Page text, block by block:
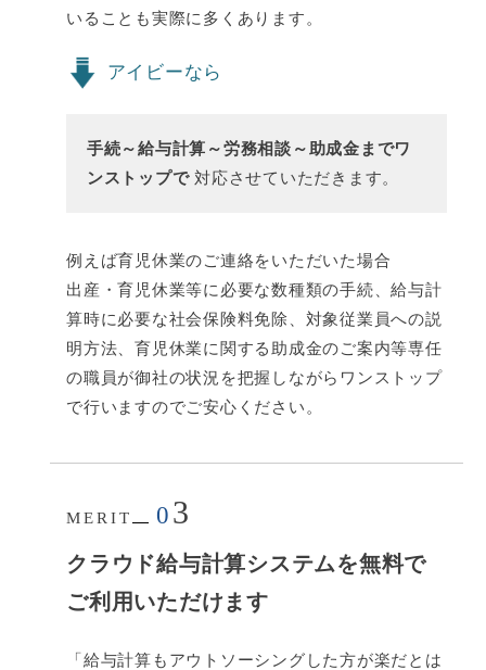
いることも実際に多くあります。
アイビーなら
手続～給与計算～労務相談～助成金までワ
ンストップで対応させていただきます。
例えば育児休業のご連絡をいただいた場合
出産・育児休業等に必要な数種類の手続、給与計
算時に必要な社会保険料免除、対象従業員への説
明方法、育児休業に関する助成金のご案内等専任
の職員が御社の状況を把握しながらワンストップ
で行いますのでご安心ください。
MERIT 0 3
クラウド給与計算システムを無料で
ご利用いただけます
「給与計算もアウトソーシングした方が楽だとは